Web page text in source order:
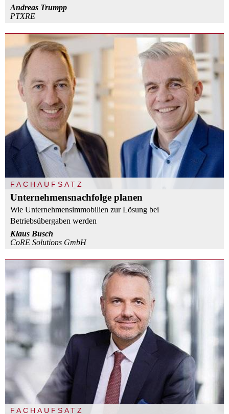
Andreas Trumpp
PTXRE
FACHAUFSATZ
Unternehmensnachfolge planen
Wie Unternehmensimmobilien zur Lösung bei
Betriebsübergaben werden
Klaus Busch
CoRE Solutions GmbH
FACHAUFSATZ